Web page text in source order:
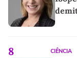
8 CIÊNCIA